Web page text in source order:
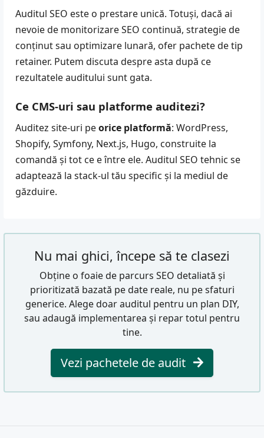
Auditul SEO este o prestare unică. Totuși, dacă ai
nevoie de monitorizare SEO continuă, strategie de
conținut sau optimizare lunară, ofer pachete de tip
retainer. Putem discuta despre asta după ce
rezultatele auditului sunt gata.
Ce CMS-uri sau platforme auditezi?
Auditez site-uri peorice platformă: WordPress,
Shopify, Symfony, Next.js, Hugo, construite la
comandă și tot ce e între ele. Auditul SEO tehnic se
adaptează la stack-ul tău specific și la mediul de
găzduire.
Nu mai ghici, începe să te clasezi
Obține o foaie de parcurs SEO detaliată și
prioritizată bazată pe date reale, nu pe sfaturi
generice. Alege doar auditul pentru un plan DIY,
sau adaugă implementarea și repar totul pentru
tine.
Vezi pachetele de audit